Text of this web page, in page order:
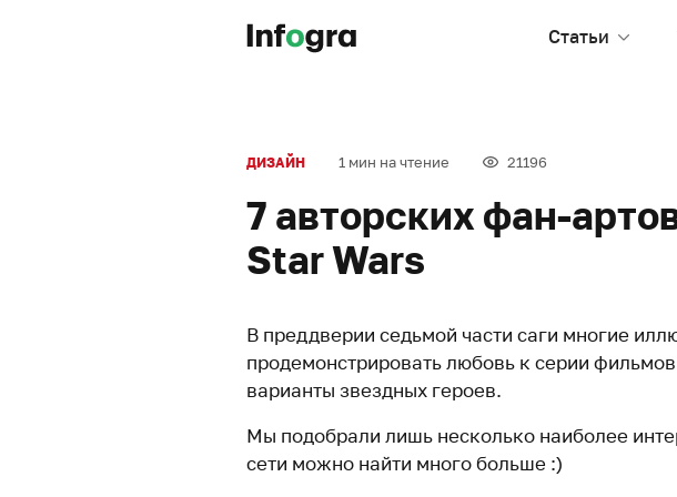
Статьи
ДИЗАЙН 1 мин на чтение 21196
7 авторских фан-
Star Wars
В преддверии седьмой части саги многие
продемонстрировать любовь к серии
варианты звездных героев.
Мы подобрали лишь несколько наиболее
сети можно найти много больше :)